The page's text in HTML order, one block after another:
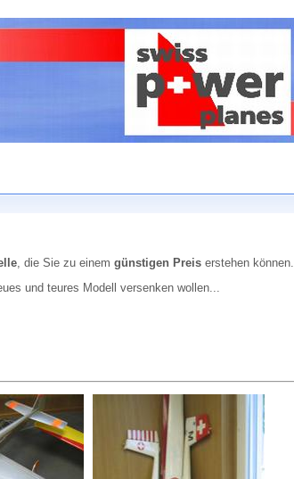
, die Sie zu einem günstigen Preis erstehen können.
und teures Modell versenken wollen...